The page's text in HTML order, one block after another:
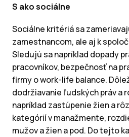
S ako sociálne
Sociálne kritériá sa
zamestnancom, ale aj k
Sledujú sa napríklad dopady
pracovníkov, bezpečnosť na
firmy o work-life balance.
dodržiavanie ľudských práv a
napríklad zastúpenie žien a
kategórií v manažmente,
mužov a žien a pod. Do tejto